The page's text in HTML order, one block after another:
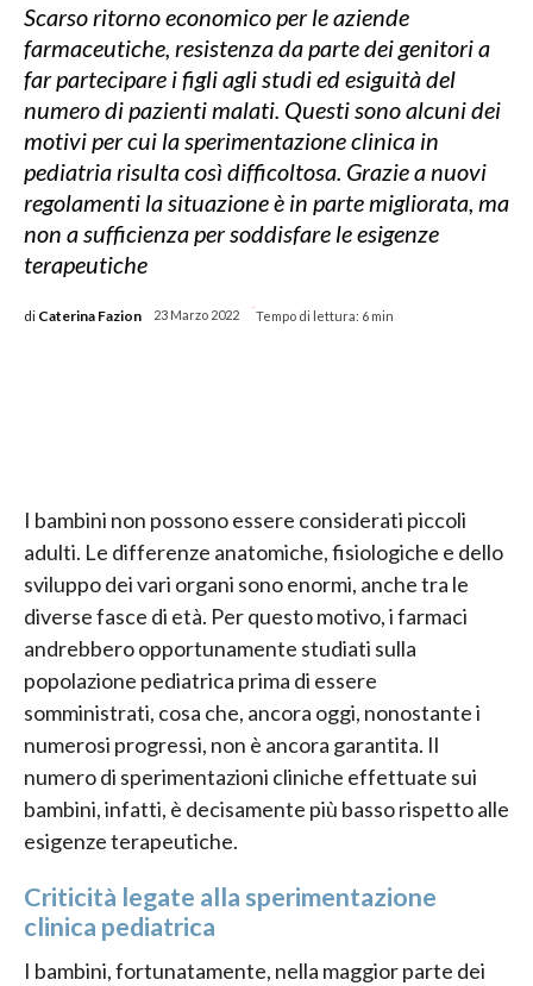
Scarso ritorno economico per le aziende
farmaceutiche, resistenza da parte dei genitori a
far partecipare i figli agli studi ed esiguità del
numero di pazienti malati. Questi sono alcuni dei
motivi per cui la sperimentazione clinica in
pediatria risulta così difficoltosa. Grazie a nuovi
regolamenti la situazione è in parte migliorata, ma
non a sufficienza per soddisfare le esigenze
terapeutiche
di Caterina Fazion 23 Marzo 2022
-
Tempo di lettura: 6 min
I bambini non possono essere considerati piccoli
adulti. Le differenze anatomiche, fisiologiche e dello
sviluppo dei vari organi sono enormi, anche tra le
diverse fasce di età. Per questo motivo, i farmaci
andrebbero opportunamente studiati sulla
popolazione pediatrica prima di essere
somministrati, cosa che, ancora oggi, nonostante i
numerosi progressi, non è ancora garantita. Il
numero di sperimentazioni cliniche effettuate sui
bambini, infatti, è decisamente più basso rispetto alle
esigenze terapeutiche.
Criticità legate alla sperimentazione
clinica pediatrica
I bambini, fortunatamente, nella maggior parte dei